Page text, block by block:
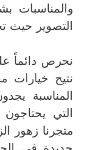
والمناسبات
التصوير حيث
نحرص دائماً
نتيح خيارات
المناسبة
التي
متجرنا زهور